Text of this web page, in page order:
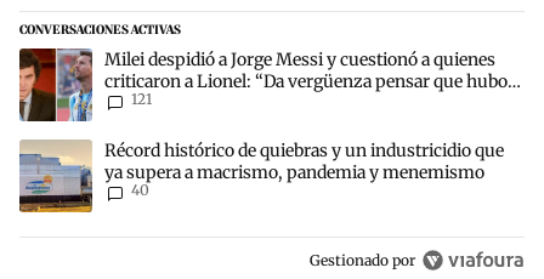
CONVERSACIONES ACTIVAS
Este listado muestra los artículos con más comentarios en los
Un artículo de tendencia con el título "Milei despidió a Jorge
Milei despidió a Jorge Messi y cuestionó a quienes
criticaron a Lionel: “Da vergüenza pensar que hubo
anti-Messi”
121
Un artículo de tendencia con el título "Récord histórico de
Récord histórico de quiebras y un industricidio que
ya supera a macrismo, pandemia y menemismo
40
Gestionado por